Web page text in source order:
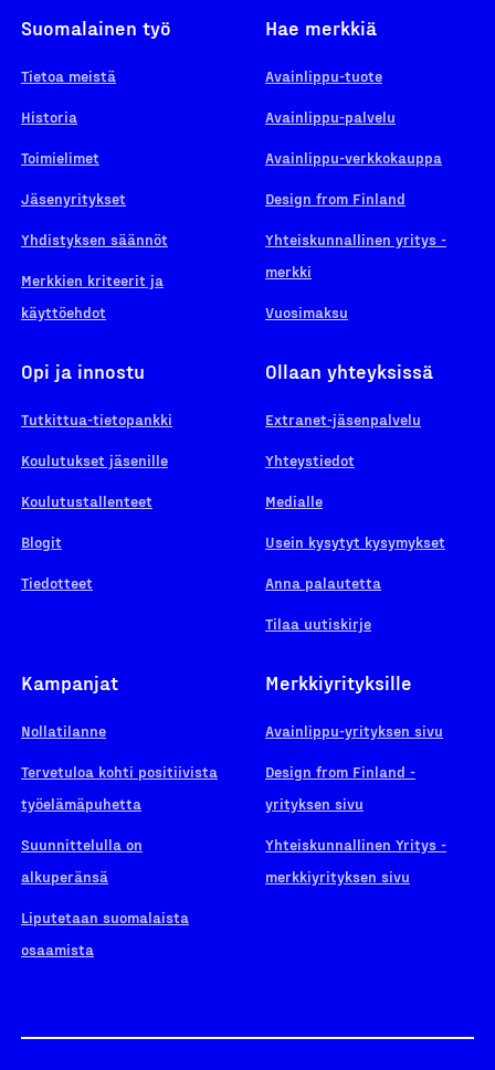
Suomalainen työ
Tietoa meistä
Historia
Toimielimet
Jäsenyritykset
Yhdistyksen säännöt
Merkkien kriteerit ja
käyttöehdot
Hae merkkiä
Avainlippu-tuote
Avainlippu-palvelu
Avainlippu-verkkokauppa
Design from Finland
Yhteiskunnallinen yritys -
merkki
Vuosimaksu
Opi ja innostu
Tutkittua-tietopankki
Koulutukset jäsenille
Koulutustallenteet
Blogit
Tiedotteet
Ollaan yhteyksissä
Extranet-jäsenpalvelu
Yhteystiedot
Medialle
Usein kysytyt kysymykset
Anna palautetta
Tilaa uutiskirje
Kampanjat
Nollatilanne
Tervetuloa kohti positiivista
työelämäpuhetta
Suunnittelulla on
alkuperänsä
Liputetaan suomalaista
osaamista
Merkkiyrityksille
Avainlippu-yrityksen sivu
Design from Finland -
yrityksen sivu
Yhteiskunnallinen Yritys -
merkkiyrityksen sivu